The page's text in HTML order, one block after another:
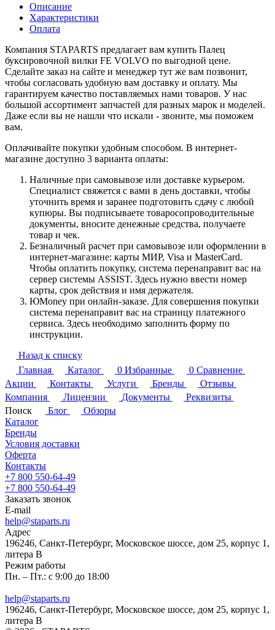
Описание
Характеристики
Оплата
Компания STAPARTS предлагает вам купить Палец
буксировочной вилки FE VOLVO по выгодной цене.
Сделайте заказ на сайте и менеджер тут же вам позвонит,
чтобы согласовать удобную вам доставку и оплату. Мы
гарантируем качество поставляемых нами товаров. У нас
большой ассортимент запчастей для разных марок и моделей.
Даже если вы не нашли что искали - звоните, мы поможем
вам.
Оплачивайте покупки удобным способом. В интернет-
магазине доступно 3 варианта оплаты:
Наличные при самовывозе или доставке курьером.
Специалист свяжется с вами в день доставки, чтобы
уточнить время и заранее подготовить сдачу с любой
купюры. Вы подписываете товаросопроводительные
документы, вносите денежные средства, получаете
товар и чек.
Безналичный расчет при самовывозе или оформлении в
интернет-магазине: карты МИР, Visa и MasterCard.
Чтобы оплатить покупку, система перенаправит вас на
сервер системы ASSIST. Здесь нужно ввести номер
карты, срок действия и имя держателя.
ЮMoney при онлайн-заказе. Для совершения покупки
система перенаправит вас на страницу платежного
сервиса. Здесь необходимо заполнить форму по
инструкции.
Назад к списку
Главная
Каталог 0 Избранные 0 Сравнение
Акции
Контакты Услуги Бренды
Отзывы
Компания
Лицензии Документы
Реквизиты
Поиск
Блог
Обзоры
Каталог
Бренды
Условия доставки
Оферта
Контакты
+7 800 550-64-49
+7 800 550-64-49
Заказать звонок
E-mail
help@staparts.ru
Адрес
196246, Санкт-Петербург, Московское шоссе, дом 25, корпус 1,
литера В
Режим работы
Пн. – Пт.: с 9:00 до 18:00
help@staparts.ru
196246, Санкт-Петербург, Московское шоссе, дом 25, корпус 1,
литера В